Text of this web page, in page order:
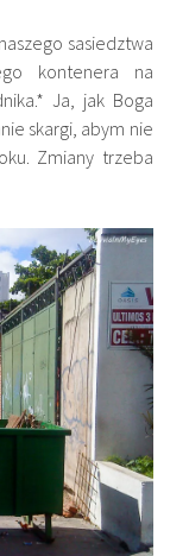
sasiedztwa
kontenera na
Ja, jak Boga
skargi, abym nie
Zmiany trzeba